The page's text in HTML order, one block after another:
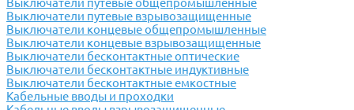
Выключатели путевые общепромышленные
Выключатели путевые взрывозащищенные
Выключатели концевые общепромышленные
Выключатели концевые взрывозащищенные
Выключатели бесконтактные оптические
Выключатели бесконтактные индуктивные
Выключатели бесконтактные емкостные
Кабельные вводы и проходки